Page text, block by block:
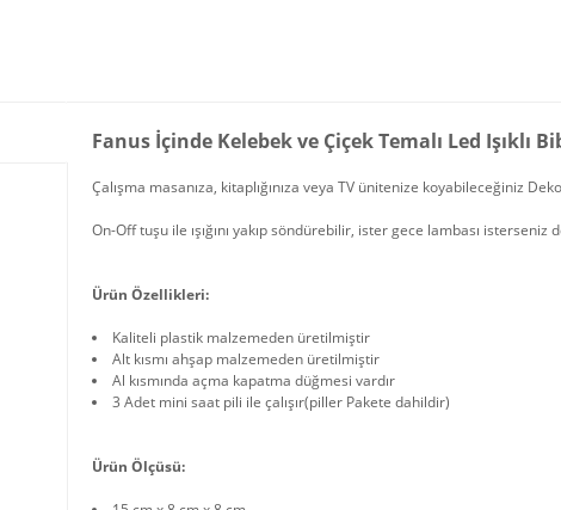
Fanus İçinde Kelebek ve Çiçek Temalı Led Işıklı
Çalışma masanıza, kitaplığınıza veya TV ünitenize koyabileceğiniz
On-Off tuşu ile ışığını yakıp söndürebilir, ister gece lambası
Ürün Özellikleri:
Kaliteli plastik malzemeden üretilmiştir
Alt kısmı ahşap malzemeden üretilmiştir
Al kısmında açma kapatma düğmesi vardır
3 Adet mini saat pili ile çalışır(piller Pakete dahildir)
Ürün Ölçüsü: